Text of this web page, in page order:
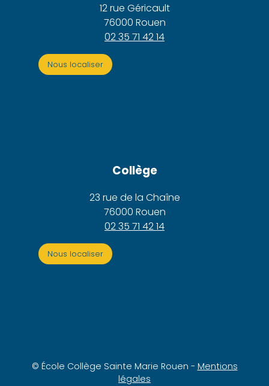
12 rue Géricault
76000 Rouen
02 35 71 42 14
Nous localiser
Collège
23 rue de la Chaîne
76000 Rouen
02 35 71 42 14
Nous localiser
© École Collège Sainte Marie Rouen - Mentions
légales